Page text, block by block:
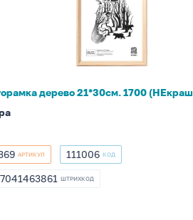
дерево 21*30см. 1700
АРТИКУЛ 111006
111006 КОД
ШТРИХКОД